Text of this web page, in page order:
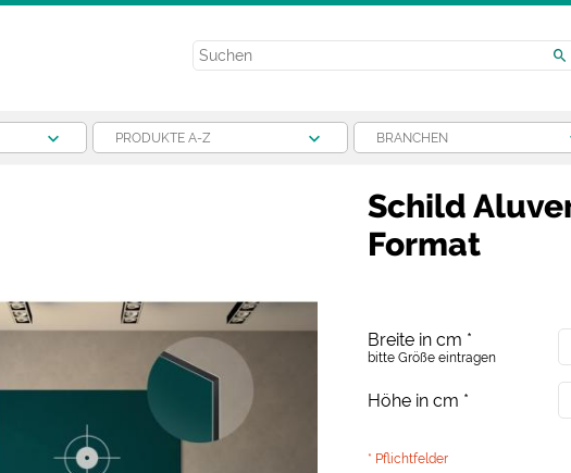
PRODUKTE A-Z BRANCHEN
Schild
Format
Breite in cm *
bitte Größe eintragen
Höhe in cm *
* Pflichtfelder